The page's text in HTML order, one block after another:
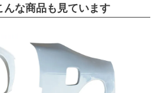
んな商品も見ています